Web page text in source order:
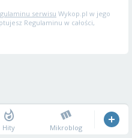
serwisu Wykop.pl w jego
Regulaminu w całości,
Hity Mikroblog